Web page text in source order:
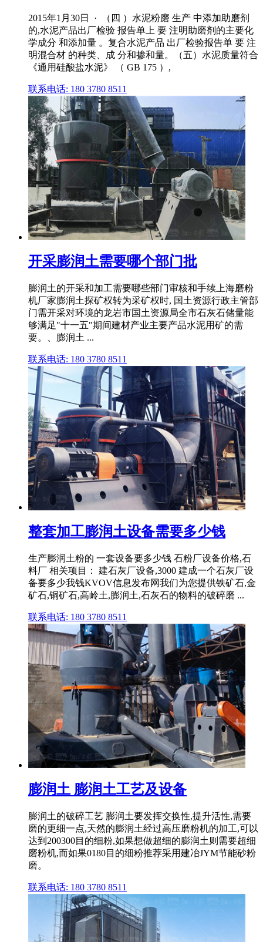
2015年1月30日 · （四 ）水泥粉磨 生产 中添加助磨剂
的,水泥产品出厂检验 报告单上 要 注明助磨剂的主要化
学成分 和添加量 。复合水泥产品 出厂检验报告单 要 注
明混合材 的种类、成 分和掺和量。（五）水泥质量符合
《通用硅酸盐水泥》 （ GB 175 ）,
联系电话: 180 3780 8511
开采膨润土需要哪个部门批
膨润土的开采和加工需要哪些部门审核和手续上海磨粉
机厂家膨润土探矿权转为采矿权时, 国土资源行政主管部
门需开采对环境的龙岩市国土资源局全市石灰石储量能
够满足"十一五"期间建材产业主要产品水泥用矿的需
要。、膨润土 ...
联系电话: 180 3780 8511
整套加工膨润土设备需要多少钱
生产膨润土粉的 一套设备要多少钱 石粉厂设备价格,石
料厂 相关项目： 建石灰厂设备,3000 建成一个石灰厂设
备要多少我钱KVOV信息发布网我们为您提供铁矿石,金
矿石,铜矿石,高岭土,膨润土,石灰石的物料的破碎磨 ...
联系电话: 180 3780 8511
膨润土 膨润土工艺及设备
膨润土的破碎工艺 膨润土要发挥交换性,提升活性,需要
磨的更细一点,天然的膨润土经过高压磨粉机的加工,可以
达到200300目的细粉,如果想做超细的膨润土则需要超细
磨粉机,而如果0180目的细粉推荐采用建冶JYM节能砂粉
磨。
联系电话: 180 3780 8511